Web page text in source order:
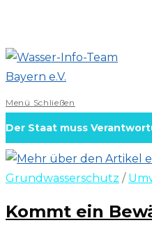
springen
Menü Schließen
Der Staat muss
Grundwasserschutz /
Kommt ein